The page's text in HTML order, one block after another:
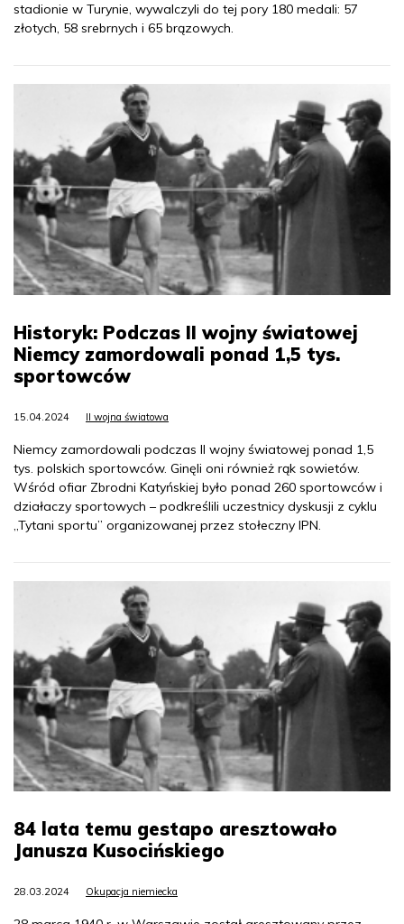
stadionie w Turynie, wywalczyli do tej pory 180 medali: 57
złotych, 58 srebrnych i 65 brązowych.
Historyk: Podczas II wojny światowej
Niemcy zamordowali ponad 1,5 tys.
sportowców
15.04.2024 II wojna światowa
Niemcy zamordowali podczas II wojny światowej ponad 1,5
tys. polskich sportowców. Ginęli oni również rąk sowietów.
Wśród ofiar Zbrodni Katyńskiej było ponad 260 sportowców i
działaczy sportowych – podkreślili uczestnicy dyskusji z cyklu
„Tytani sportu” organizowanej przez stołeczny IPN.
84 lata temu gestapo aresztowało
Janusza Kusocińskiego
28.03.2024 Okupacja niemiecka